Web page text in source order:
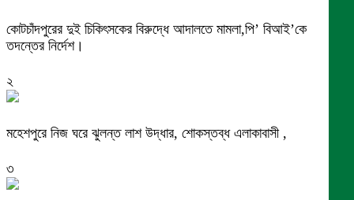
কোটচাঁদপুরের দুই চিকিৎসকের বিরুদ্ধে আদালতে মামলা,পি’ বিআই’কে
তদন্তের নির্দেশ।
২
মহেশপুরে নিজ ঘরে ঝুলন্ত লাশ উদ্ধার, শোকস্তব্ধ এলাকাবাসী ,
৩